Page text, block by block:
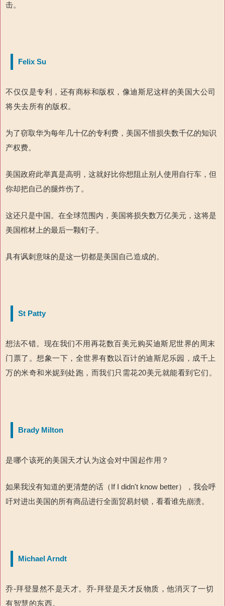
击。
Felix Su
不仅仅是专利，还有商标和版权，像迪斯尼这样的美国大公司
将失去所有的版权。
为了窃取华为每年几十亿的专利费，美国不惜损失数千亿的知识
产权费。
美国政府此举真是高明，这就好比你想阻止别人使用自行车，但
你却把自己的腿炸伤了。
这还只是中国。在全球范围内，美国将损失数万亿美元，这将是
美国棺材上的最后一颗钉子。
具有讽刺意味的是这一切都是美国自己造成的。
St Patty
想法不错。现在我们不用再花数百美元购买迪斯尼世界的周末
门票了。想象一下，全世界有数以百计的迪斯尼乐园，成千上
万的米奇和米妮到处跑，而我们只需花20美元就能看到它们。
Brady Milton
是哪个该死的美国天才认为这会对中国起作用？
如果我没有知道的更清楚的话（If I didn't know better），我会呼
吁对进出美国的所有商品进行全面贸易封锁，看看谁先崩溃。
Michael Arndt
乔-拜登显然不是天才。乔-拜登是天才反物质，他消灭了一切
有智慧的东西。